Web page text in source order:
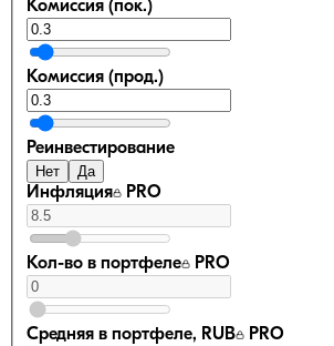
Комиссия (пок.)
Комиссия (прод.)
Реинвестирование
Нет Да
Инфляция PRO
Кол-во в портфеле PRO
Средняя в портфеле, RUB PRO